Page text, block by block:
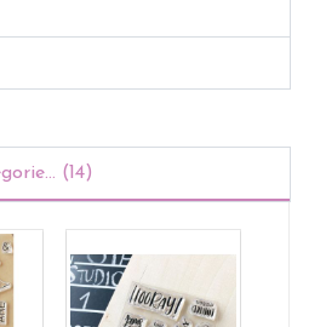
(14)